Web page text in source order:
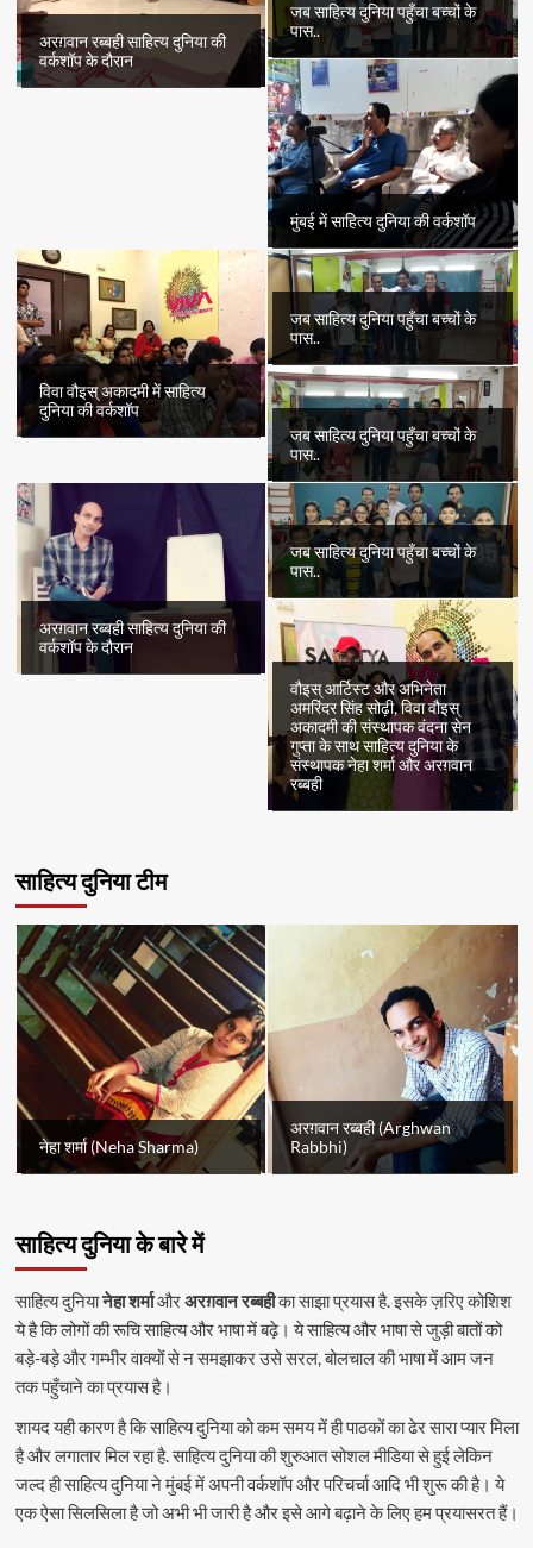
अरग़वान रब्बही साहित्य दुनिया की
वर्कशॉप के दौरान
जब साहित्य दुनिया पहुँचा बच्चों के
पास..
मुंबई में साहित्य दुनिया की वर्कशॉप
विवा वौइस् अकादमी में साहित्य
दुनिया की वर्कशॉप
जब साहित्य दुनिया पहुँचा बच्चों के
पास..
जब साहित्य दुनिया पहुँचा बच्चों के
पास..
अरग़वान रब्बही साहित्य दुनिया की
वर्कशॉप के दौरान
जब साहित्य दुनिया पहुँचा बच्चों के
पास..
वौइस् आर्टिस्ट और अभिनेता
अमरिंदर सिंह सोढ़ी, विवा वौइस्
अकादमी की संस्थापक वंदना सेन
गुप्ता के साथ साहित्य दुनिया के
संस्थापक नेहा शर्मा और अरग़वान
रब्बही
साहित्य दुनिया टीम
नेहा शर्मा (Neha Sharma)
अरग़वान रब्बही (Arghwan
Rabbhi)
साहित्य दुनिया के बारे में
साहित्य दुनियानेहा शर्माऔरअरग़वान रब्बहीका साझा प्रयास है. इसके ज़रिए कोशिश
ये है कि लोगों की रूचि साहित्य और भाषा में बढ़े। ये साहित्य और भाषा से जुड़ी बातों को
बड़े-बड़े और गम्भीर वाक्यों से न समझाकर उसे सरल, बोलचाल की भाषा में आम जन
तक पहुँचाने का प्रयास है।
शायद यही कारण है कि साहित्य दुनिया को कम समय में ही पाठकों का ढेर सारा प्यार मिला
है और लगातार मिल रहा है. साहित्य दुनिया की शुरुआत सोशल मीडिया से हुई लेकिन
जल्द ही साहित्य दुनिया ने मुंबई में अपनी वर्कशॉप और परिचर्चा आदि भी शुरू की है। ये
एक ऐसा सिलसिला है जो अभी भी जारी है और इसे आगे बढ़ाने के लिए हम प्रयासरत हैं।